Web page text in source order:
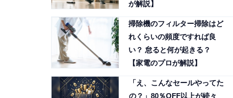
が解説】
掃除機のフィルター掃除はど
れくらいの頻度ですれば良
い？ 怠ると何が起きる？
【家電のプロが解説】
「え、こんなセールやってた
の？」80％OFF以上が続々